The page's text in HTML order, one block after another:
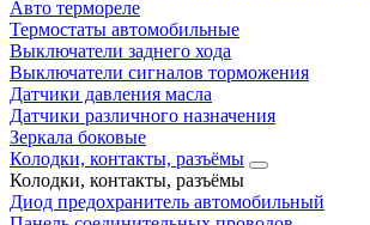
Авто термореле
Термостаты автомобильные
Выключатели заднего хода
Выключатели сигналов торможения
Датчики давления масла
Датчики различного назначения
Зеркала боковые
Колодки, контакты, разъёмы
Колодки, контакты, разъёмы
Диод предохранитель автомобильный